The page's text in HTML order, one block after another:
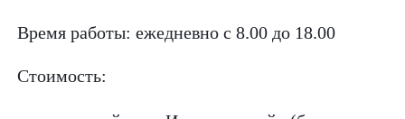
Время работы: ежедневно с 8.00 до 18.00
Стоимость: